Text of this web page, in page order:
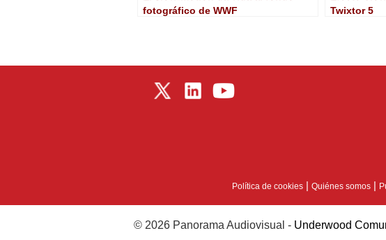
fotográfico de WWF
Twixtor 5
Política de cookies | Quiénes somos |
© 2026 Panorama Audiovisual - Underwood